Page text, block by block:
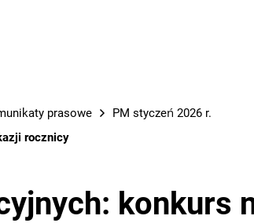
prasowe
PM styczeń 2026 r.
rocznicy
konkurs